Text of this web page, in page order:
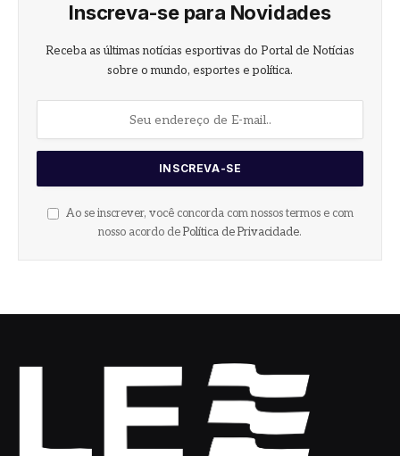
Inscreva-se para Novidades
Receba as últimas notícias esportivas do Portal de Notícias
sobre o mundo, esportes e política.
Ao se inscrever, você concorda com nossos termos e com
nosso acordo de Política de Privacidade.